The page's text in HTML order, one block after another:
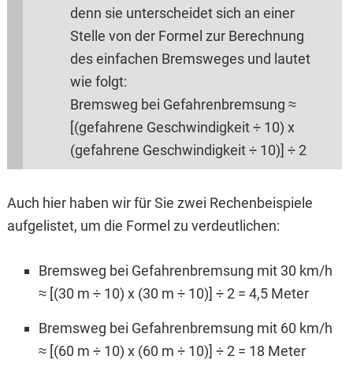
denn sie unterscheidet sich an einer
Stelle von der Formel zur Berechnung
des einfachen Bremsweges und lautet
wie folgt:
Bremsweg bei Gefahrenbremsung ≈
[(gefahrene Geschwindigkeit ÷ 10) x
(gefahrene Geschwindigkeit ÷ 10)] ÷ 2
Auch hier haben wir für Sie zwei Rechenbeispiele
aufgelistet, um die Formel zu verdeutlichen:
Bremsweg bei Gefahrenbremsung mit 30 km/h
≈ [(30 m ÷ 10) x (30 m ÷ 10)] ÷ 2 = 4,5 Meter
Bremsweg bei Gefahrenbremsung mit 60 km/h
≈ [(60 m ÷ 10) x (60 m ÷ 10)] ÷ 2 = 18 Meter